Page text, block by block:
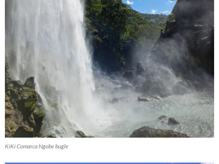
KiKi Comarca Ngobe bugle